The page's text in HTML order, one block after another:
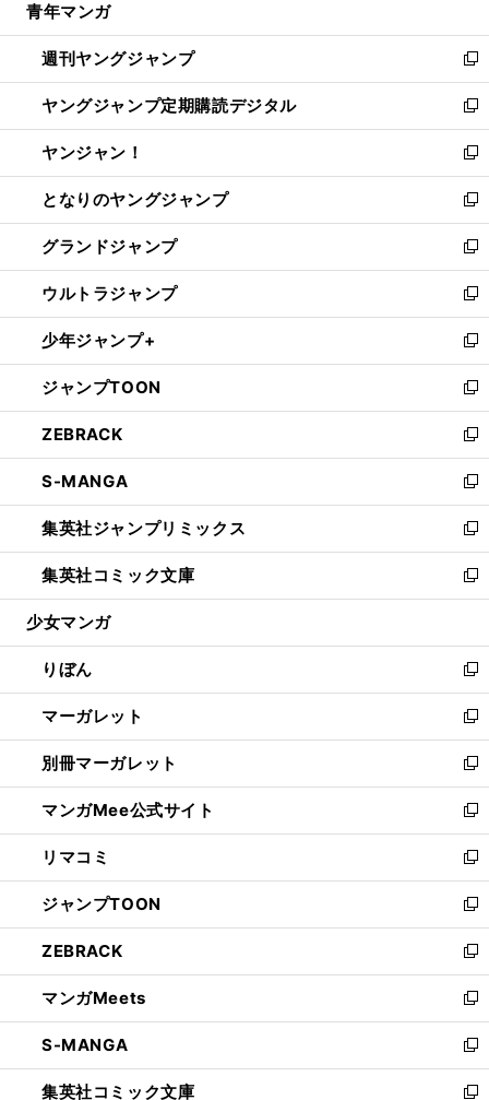
開
く
ウ
で
開
く
ン
ド
ウ
で
開
く
ウ
ィ
ン
ド
ウ
で
開
く
青年マンガ
週刊ヤングジャンプ
新
し
い
ウ
ィ
ン
ド
ウ
で
開
く
ヤングジャンプ定期購読デジタル
新
し
い
ウ
ィ
ン
ド
ウ
で
開
く
ヤンジャン！
新
し
い
ウ
ィ
ン
ド
ウ
で
開
く
となりのヤングジャンプ
新
し
い
ウ
ィ
ン
ド
ウ
で
開
く
グランドジャンプ
新
し
い
ウ
ィ
ン
ド
ウ
で
開
く
ウルトラジャンプ
新
し
い
ウ
ィ
ン
ド
ウ
で
開
く
少年ジャンプ+
新
し
い
ウ
ィ
ン
ド
ウ
で
開
く
ジャンプTOON
新
し
い
ウ
ィ
ン
ド
ウ
で
開
ZEBRACK
新
し
い
ウ
ィ
ン
ド
ウ
開
く
S-MANGA
新
し
い
ウ
ィ
ン
ウ
で
開
く
集英社ジャンプリミックス
新
し
い
ウ
ン
ド
ウ
で
開
く
集英社コミック文庫
新
し
ウ
ィ
ン
ド
ウ
で
開
く
少女マンガ
りぼん
新
し
い
ウ
ィ
ン
ド
ウ
で
開
く
マーガレット
新
し
い
ウ
ィ
ン
ド
ウ
で
開
く
別冊マーガレット
新
し
い
ウ
ィ
ン
ド
ウ
で
開
く
マンガMee公式サイト
新
し
い
ウ
ィ
ン
ド
ウ
で
開
く
リマコミ
新
し
い
ウ
ィ
ン
ド
ウ
で
開
く
ジャンプTOON
新
し
い
ウ
ィ
ン
ド
ウ
で
ZEBRACK
新
し
い
ウ
ィ
ン
ド
マンガMeets
新
し
い
ウ
ィ
S-MANGA
新
し
い
集英社コミック文庫